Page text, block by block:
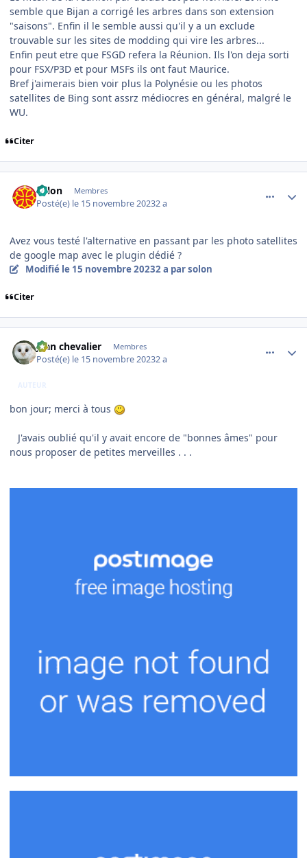
semble que Bijan a corrigé les arbres dans son extension
"saisons". Enfin il le semble aussi qu'il y a un exclude
trouvable sur les sites de modding qui vire les arbres...
Enfin peut etre que FSGD refera la Réunion. Ils l'on deja sorti
pour FSX/P3D et pour MSFs ils ont faut Maurice.
Bref j'aimerais bien voir plus la Polynésie ou les photos
satellites de Bing sont assrz médiocres en général, malgré le
WU.
Citer
solon Membres
Posté(e) le 15 novembre 20232 a
Avez vous testé l'alternative en passant par les photo satellites
de google map avec le plugin dédié ?
Modifié le 15 novembre 20232 a par solon
Citer
jean chevalier Membres
Posté(e) le 15 novembre 20232 a
AUTEUR
bon jour; merci à tous
J'avais oublié qu'il y avait encore de "bonnes âmes" pour
nous proposer de petites merveilles . . .